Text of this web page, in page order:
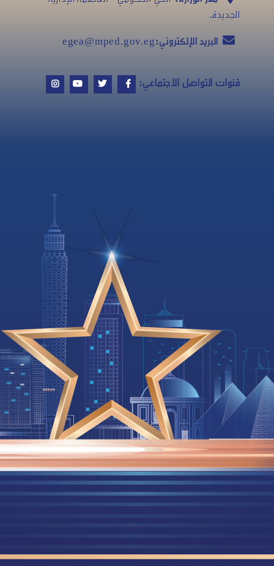
الجديدة.
البريد الإلكتروني:egea@mped.gov.eg
قنوات التواصل الاجتماعي: